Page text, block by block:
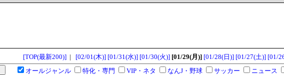
[TOP(最新200)]| [02/01(木)] [01/31(水)] [01/30(火)] [01/29(月)] [01/28(日)] [01/27(土)] [01/
オールジャンル
特化・専門 VIP・ネタ なんJ・野球 サッカー ニュース